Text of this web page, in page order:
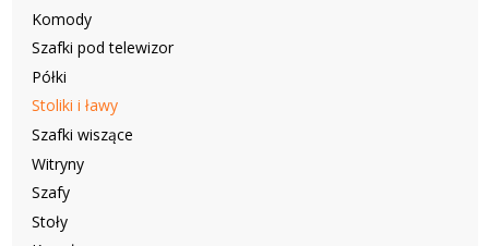
Komody
Szafki pod telewizor
Półki
Stoliki i ławy
Szafki wiszące
Witryny
Szafy
Stoły